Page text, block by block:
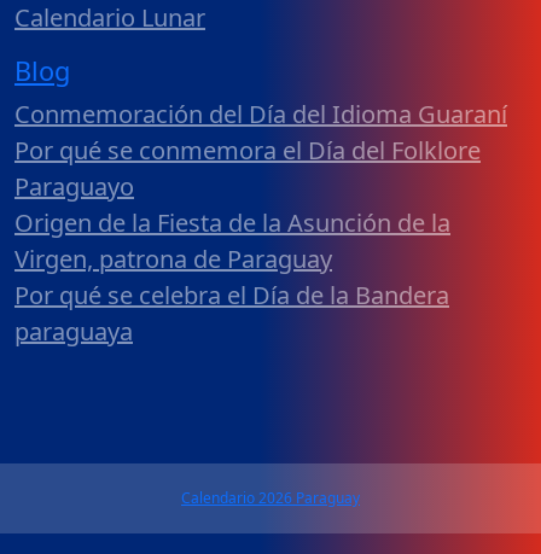
Calendario Lunar
Blog
Conmemoración del Día del Idioma Guaraní
Por qué se conmemora el Día del Folklore
Paraguayo
Origen de la Fiesta de la Asunción de la
Virgen, patrona de Paraguay
Por qué se celebra el Día de la Bandera
paraguaya
Calendario 2026 Paraguay